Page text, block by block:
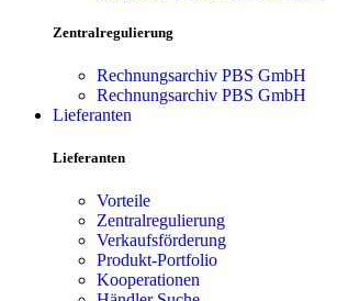
Zentralregulierung
Rechnungsarchiv PBS GmbH
Rechnungsarchiv PBS GmbH
Lieferanten
Lieferanten
Vorteile
Zentralregulierung
Verkaufsförderung
Produkt-Portfolio
Kooperationen